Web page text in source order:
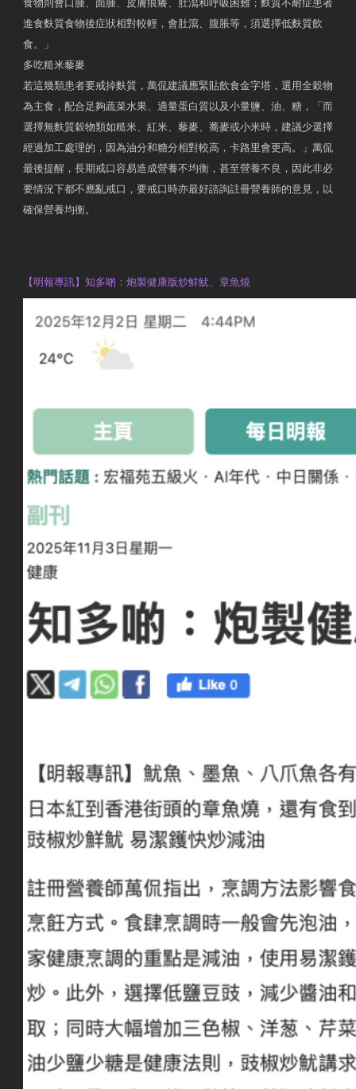
食物則會口腫、面腫、皮膚痕癢、肚瀉和呼吸困難；麩質不耐症患者
進食麩質食物後症狀相對較輕，會肚瀉、腹脹等，須選擇低麩質飲
食。」
多吃糙米藜麥
若這幾類患者要戒掉麩質，萬侃建議應緊貼飲食金字塔，選用全穀物
為主食，配合足夠蔬菜水果、適量蛋白質以及小量鹽、油、糖，「而
選擇無麩質穀物類如糙米、紅米、藜麥、蕎麥或小米時，建議少選擇
經過加工處理的，因為油分和糖分相對較高，卡路里會更高。」萬侃
最後提醒，長期戒口容易造成營養不均衡，甚至營養不良，因此非必
要情況下都不應亂戒口，要戒口時亦最好諮詢註冊營養師的意見，以
確保營養均衡。
【明報專訊】知多啲：炮製健康版炒鮮魷、章魚燒